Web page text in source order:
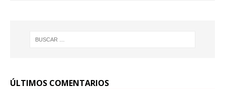
ÚLTIMOS COMENTARIOS